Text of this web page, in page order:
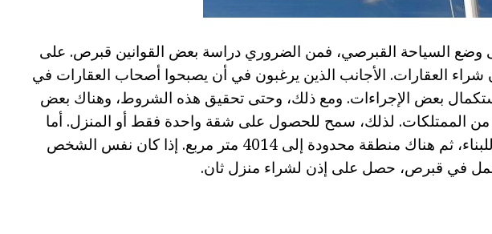
السياحة القبرصي، فمن الضروري دراسة بعض القوانين قبرص. على
العقارات. الأجانب الذين يرغبون في أن يصبحوا أصحاب العقارات في
بعض الإجراءات. ومع ذلك، وحتى تحقيق هذه الشروط، وهناك بعض
الممتلكات. لذلك، سمح للحصول على شقة واحدة فقط أو المنزل. أما
بالنسبة للقطعة أرض للبناء، ثم هناك منطقة محدودة إلى 4014 متر مربع. إذا كان نفس الشخص
في قبرص، حصل على إذن لشراء منزل ثان.